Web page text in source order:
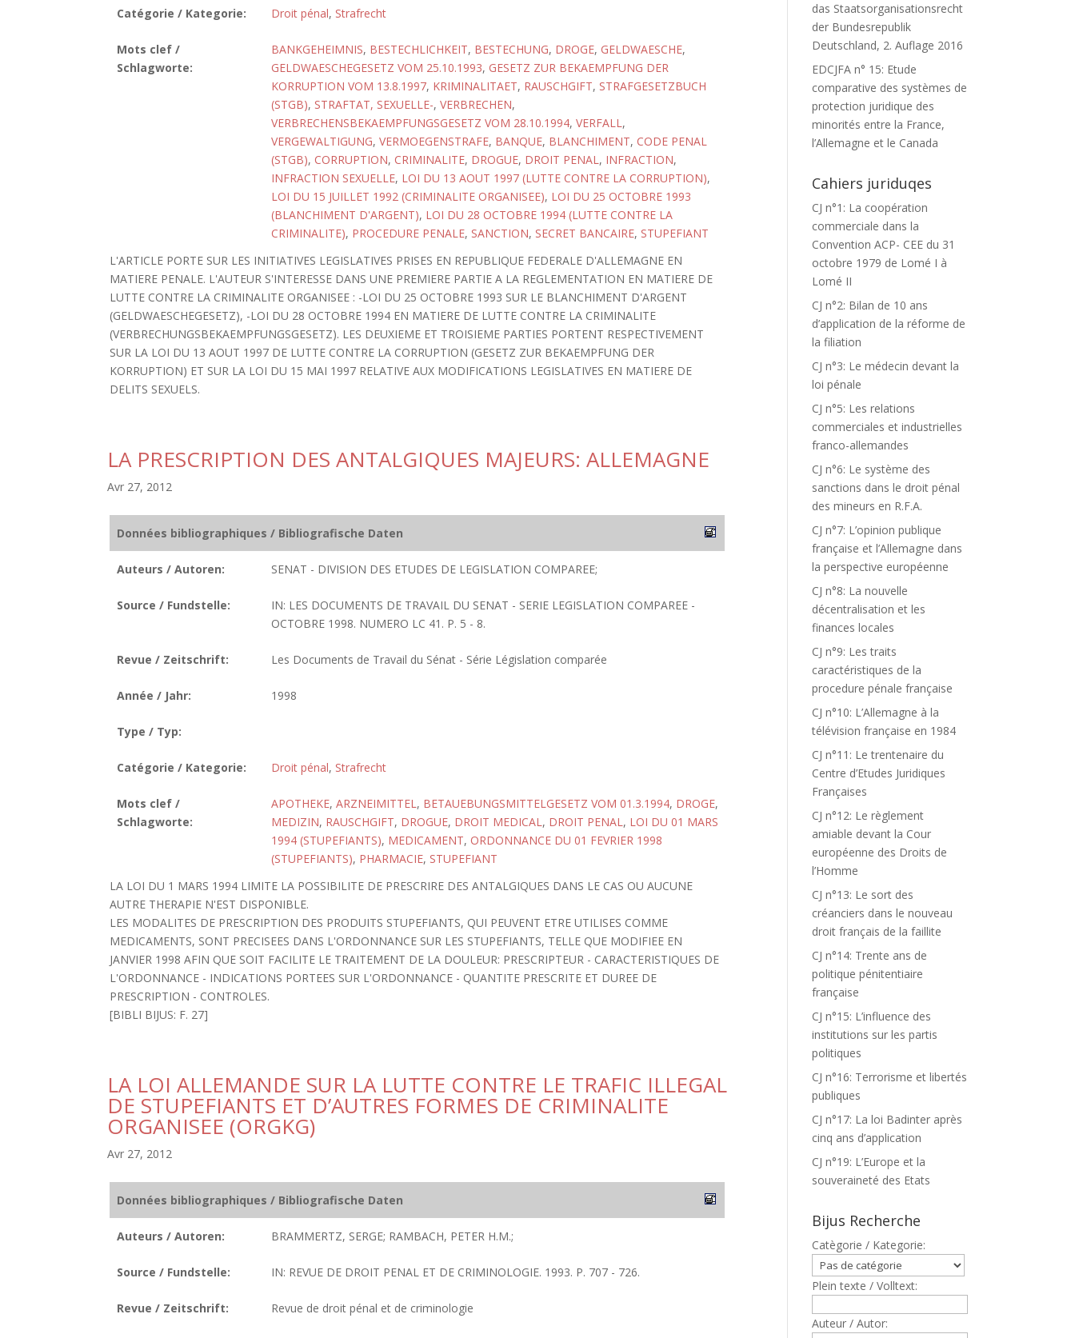
Catégorie / Kategorie: Droit pénal, Strafrecht
Mots clef /
Schlagworte:
BANKGEHEIMNIS, BESTECHLICHKEIT, BESTECHUNG, DROGE, GELDWAESCHE,
GELDWAESCHEGESETZ VOM 25.10.1993, GESETZ ZUR BEKAEMPFUNG DER
KORRUPTION VOM 13.8.1997, KRIMINALITAET, RAUSCHGIFT, STRAFGESETZBUCH
(STGB), STRAFTAT, SEXUELLE-, VERBRECHEN,
VERBRECHENSBEKAEMPFUNGSGESETZ VOM 28.10.1994, VERFALL,
VERGEWALTIGUNG, VERMOEGENSTRAFE, BANQUE, BLANCHIMENT, CODE PENAL
(STGB), CORRUPTION, CRIMINALITE, DROGUE, DROIT PENAL, INFRACTION,
INFRACTION SEXUELLE, LOI DU 13 AOUT 1997 (LUTTE CONTRE LA CORRUPTION),
LOI DU 15 JUILLET 1992 (CRIMINALITE ORGANISEE), LOI DU 25 OCTOBRE 1993
(BLANCHIMENT D'ARGENT), LOI DU 28 OCTOBRE 1994 (LUTTE CONTRE LA
CRIMINALITE), PROCEDURE PENALE, SANCTION, SECRET BANCAIRE, STUPEFIANT
L'ARTICLE PORTE SUR LES INITIATIVES LEGISLATIVES PRISES EN REPUBLIQUE FEDERALE D'ALLEMAGNE EN
MATIERE PENALE. L'AUTEUR S'INTERESSE DANS UNE PREMIERE PARTIE A LA REGLEMENTATION EN MATIERE DE
LUTTE CONTRE LA CRIMINALITE ORGANISEE : -LOI DU 25 OCTOBRE 1993 SUR LE BLANCHIMENT D'ARGENT
(GELDWAESCHEGESETZ), -LOI DU 28 OCTOBRE 1994 EN MATIERE DE LUTTE CONTRE LA CRIMINALITE
(VERBRECHUNGSBEKAEMPFUNGSGESETZ). LES DEUXIEME ET TROISIEME PARTIES PORTENT RESPECTIVEMENT
SUR LA LOI DU 13 AOUT 1997 DE LUTTE CONTRE LA CORRUPTION (GESETZ ZUR BEKAEMPFUNG DER
KORRUPTION) ET SUR LA LOI DU 15 MAI 1997 RELATIVE AUX MODIFICATIONS LEGISLATIVES EN MATIERE DE
DELITS SEXUELS.
LA PRESCRIPTION DES ANTALGIQUES MAJEURS: ALLEMAGNE
Avr 27, 2012
Données bibliographiques / Bibliografische Daten
Auteurs / Autoren: SENAT - DIVISION DES ETUDES DE LEGISLATION COMPAREE;
Source / Fundstelle:
IN: LES DOCUMENTS DE TRAVAIL DU SENAT - SERIE LEGISLATION COMPAREE -
OCTOBRE 1998. NUMERO LC 41. P. 5 - 8.
Revue / Zeitschrift: Les Documents de Travail du Sénat - Série Législation comparée
Année / Jahr: 1998
Type / Typ:
Catégorie / Kategorie: Droit pénal, Strafrecht
Mots clef /
Schlagworte:
APOTHEKE, ARZNEIMITTEL, BETAUEBUNGSMITTELGESETZ VOM 01.3.1994, DROGE,
MEDIZIN, RAUSCHGIFT, DROGUE, DROIT MEDICAL, DROIT PENAL, LOI DU 01 MARS
1994 (STUPEFIANTS), MEDICAMENT, ORDONNANCE DU 01 FEVRIER 1998
(STUPEFIANTS), PHARMACIE, STUPEFIANT
LA LOI DU 1 MARS 1994 LIMITE LA POSSIBILITE DE PRESCRIRE DES ANTALGIQUES DANS LE CAS OU AUCUNE
AUTRE THERAPIE N'EST DISPONIBLE.
LES MODALITES DE PRESCRIPTION DES PRODUITS STUPEFIANTS, QUI PEUVENT ETRE UTILISES COMME
MEDICAMENTS, SONT PRECISEES DANS L'ORDONNANCE SUR LES STUPEFIANTS, TELLE QUE MODIFIEE EN
JANVIER 1998 AFIN QUE SOIT FACILITE LE TRAITEMENT DE LA DOULEUR: PRESCRIPTEUR - CARACTERISTIQUES DE
L'ORDONNANCE - INDICATIONS PORTEES SUR L'ORDONNANCE - QUANTITE PRESCRITE ET DUREE DE
PRESCRIPTION - CONTROLES.
[BIBLI BIJUS: F. 27]
LA LOI ALLEMANDE SUR LA LUTTE CONTRE LE TRAFIC ILLEGAL
DE STUPEFIANTS ET D’AUTRES FORMES DE CRIMINALITE
ORGANISEE (ORGKG)
Avr 27, 2012
Données bibliographiques / Bibliografische Daten
Auteurs / Autoren: BRAMMERTZ, SERGE; RAMBACH, PETER H.M.;
Source / Fundstelle: IN: REVUE DE DROIT PENAL ET DE CRIMINOLOGIE. 1993. P. 707 - 726.
Revue / Zeitschrift: Revue de droit pénal et de criminologie
das Staatsorganisationsrecht
der Bundesrepublik
Deutschland, 2. Auflage 2016
EDCJFA n° 15: Etude
comparative des systèmes de
protection juridique des
minorités entre la France,
l’Allemagne et le Canada
Cahiers juriduqes
CJ n°1: La coopération
commerciale dans la
Convention ACP- CEE du 31
octobre 1979 de Lomé I à
Lomé II
CJ n°2: Bilan de 10 ans
d’application de la réforme de
la filiation
CJ n°3: Le médecin devant la
loi pénale
CJ n°5: Les relations
commerciales et industrielles
franco-allemandes
CJ n°6: Le système des
sanctions dans le droit pénal
des mineurs en R.F.A.
CJ n°7: L’opinion publique
française et l’Allemagne dans
la perspective européenne
CJ n°8: La nouvelle
décentralisation et les
finances locales
CJ n°9: Les traits
caractéristiques de la
procedure pénale française
CJ n°10: L’Allemagne à la
télévision française en 1984
CJ n°11: Le trentenaire du
Centre d’Etudes Juridiques
Françaises
CJ n°12: Le règlement
amiable devant la Cour
européenne des Droits de
l’Homme
CJ n°13: Le sort des
créanciers dans le nouveau
droit français de la faillite
CJ n°14: Trente ans de
politique pénitentiaire
française
CJ n°15: L’influence des
institutions sur les partis
politiques
CJ n°16: Terrorisme et libertés
publiques
CJ n°17: La loi Badinter après
cinq ans d’application
CJ n°19: L’Europe et la
souveraineté des Etats
Bijus Recherche
Catègorie / Kategorie:
Plein texte / Volltext:
Auteur / Autor: